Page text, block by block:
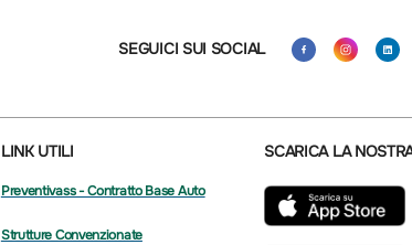
SEGUICI SUI SOCIAL
LINK UTILI
Preventivass - Contratto Base Auto
Strutture Convenzionate
SCARICA LA